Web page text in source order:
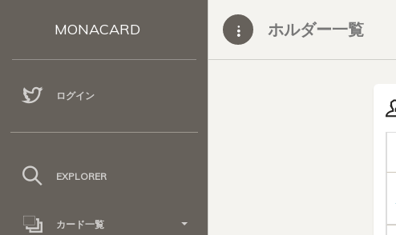
MONACARD
ログイン
EXPLORER
カード一覧
ホルダー一覧